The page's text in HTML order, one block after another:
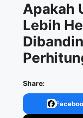
Apakah
Lebih
Share: